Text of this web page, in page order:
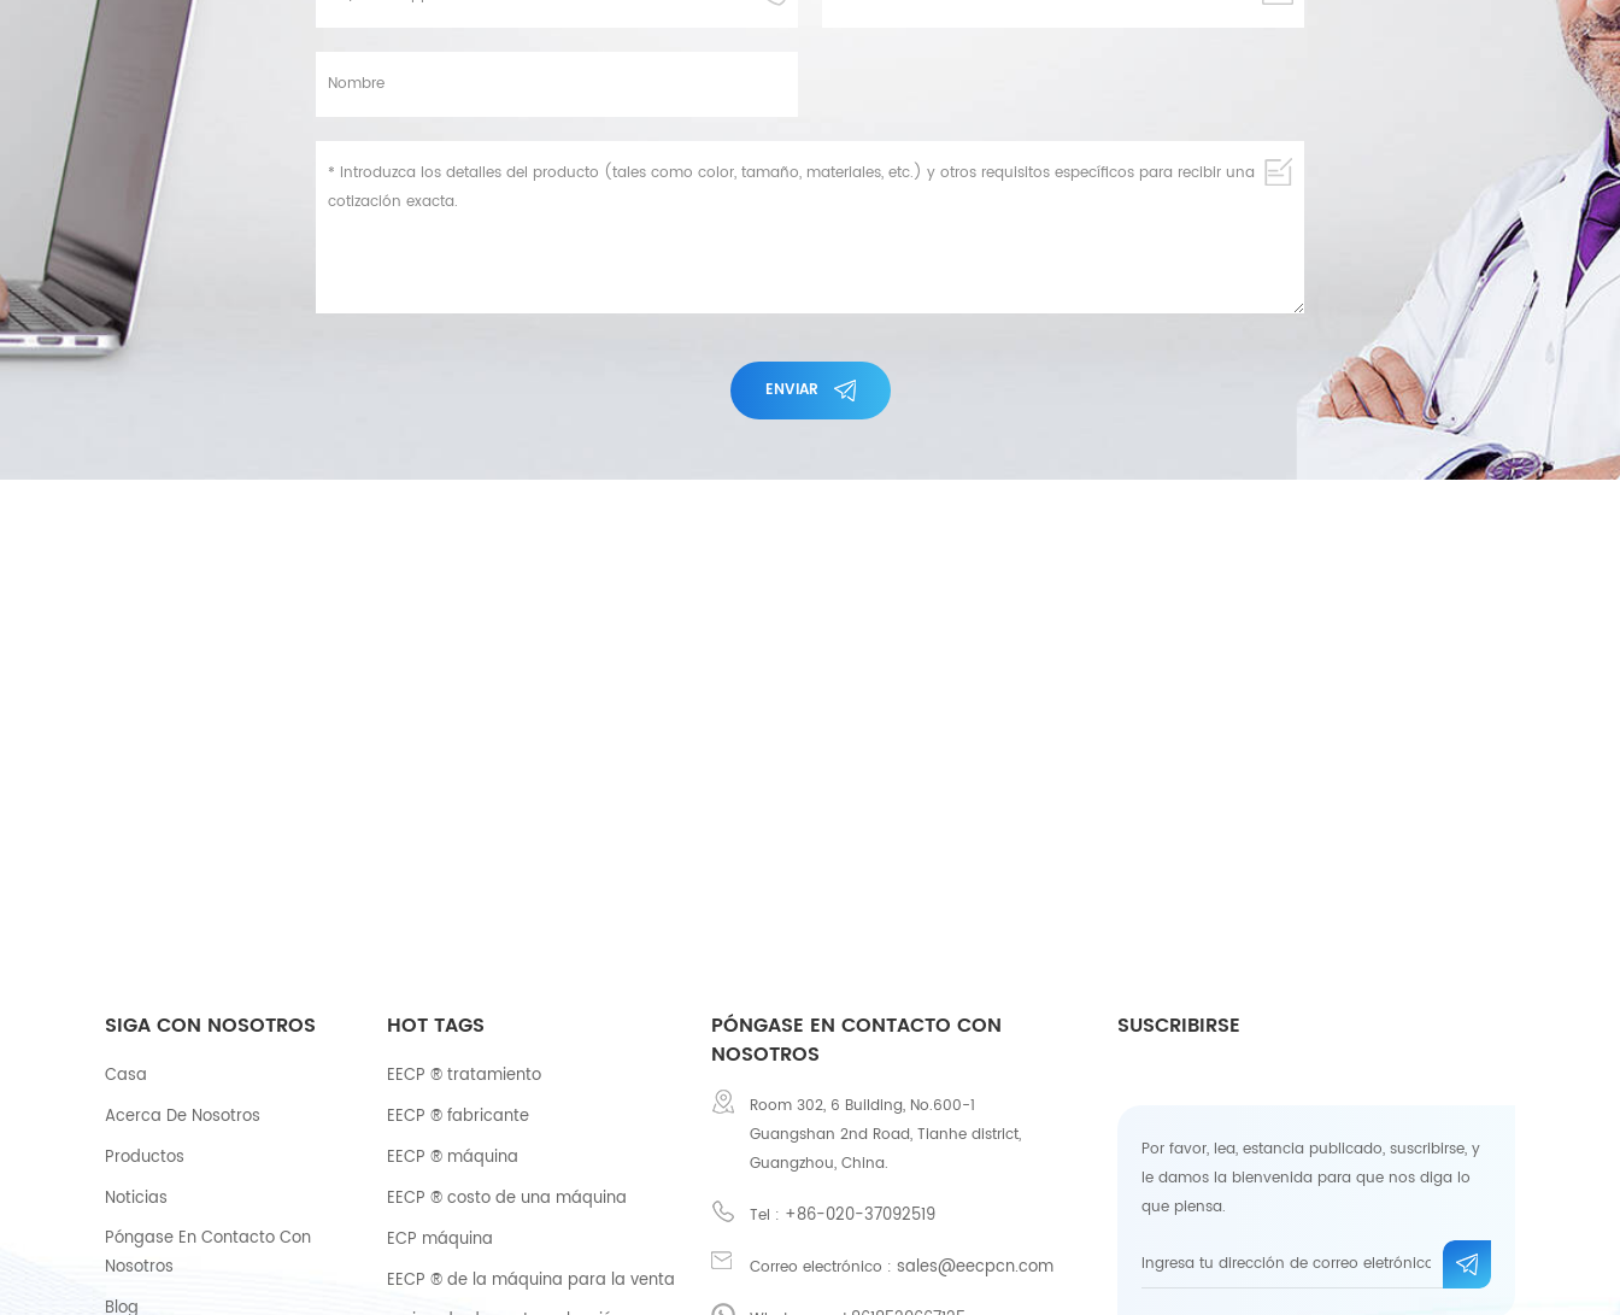
ENVIAR
SIGA CON NOSOTROS
Casa
Acerca De Nosotros
Productos
Noticias
Póngase En Contacto Con
Nosotros
Blog
HOT TAGS
EECP ® tratamiento
EECP ® fabricante
EECP ® máquina
EECP ® costo de una máquina
ECP máquina
EECP ® de la máquina para la venta
PÓNGASE EN CONTACTO CON
NOSOTROS
Room 302, 6 Building, No.600-1
Guangshan 2nd Road, Tianhe district,
Guangzhou, China.
Tel : +86-020-37092519
Correo electrónico :sales@eecpcn.com
SUSCRIBIRSE
Por favor, lea, estancia publicado, suscribirse, y
le damos la bienvenida para que nos diga lo
que piensa.